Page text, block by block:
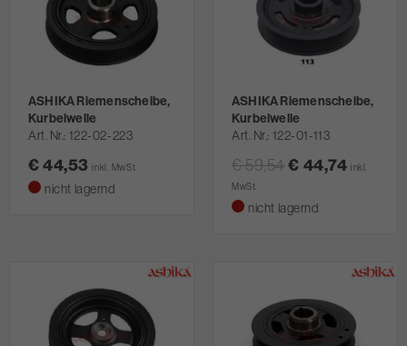
ASHIKA Riemenscheibe,
Kurbelwelle
Art. Nr. 122-02-223
€ 44,53inkl. MwSt.
nicht lagernd
ASHIKA Riemenscheibe,
Kurbelwelle
Art. Nr. 122-01-113
€ 59,54€ 44,74 inkl.
MwSt.
nicht lagernd